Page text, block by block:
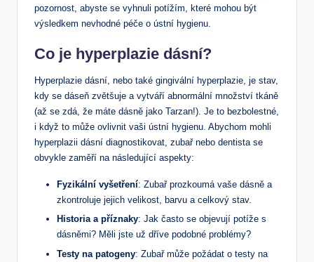
pozornost, abyste se vyhnuli potížím, které mohou být
výsledkem nevhodné péče o ústní hygienu.
Co je hyperplazie dásní?
Hyperplazie dásní, nebo také gingivální hyperplazie, je stav,
kdy se dáseň zvětšuje a vytváří abnormální množství tkáně
(až se zdá, že máte dásně jako Tarzan!). Je to bezbolestné,
i když to může ovlivnit vaši ústní hygienu. Abychom mohli
hyperplazii dásní diagnostikovat, zubař nebo dentista se
obvykle zaměří na následující aspekty:
Fyzikální vyšetření: Zubař prozkoumá vaše dásně a
zkontroluje jejich velikost, barvu a celkový stav.
Historia a příznaky: Jak často se objevují potíže s
dásněmi? Měli jste už dříve podobné problémy?
Testy na patogeny: Zubař může požádat o testy na